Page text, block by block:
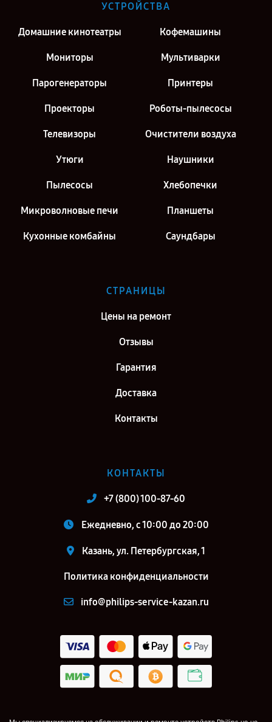
УСТРОЙСТВА
Домашние кинотеатры Кофемашины
Мониторы Мультиварки
Парогенераторы Принтеры
Проекторы Роботы-пылесосы
Телевизоры Очистители воздуха
Утюги Наушники
Пылесосы Хлебопечки
Микроволновые печи Планшеты
Кухонные комбайны Саундбары
СТРАНИЦЫ
Цены на ремонт
Отзывы
Гарантия
Доставка
Контакты
КОНТАКТЫ
+7 (800) 100-87-60
Ежедневно, с 10:00 до 20:00
Казань, ул. Петербургская, 1
Политика конфиденциальности
info@philips-service-kazan.ru